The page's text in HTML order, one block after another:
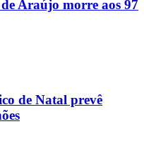
Araújo morre aos 97
de Natal prevê